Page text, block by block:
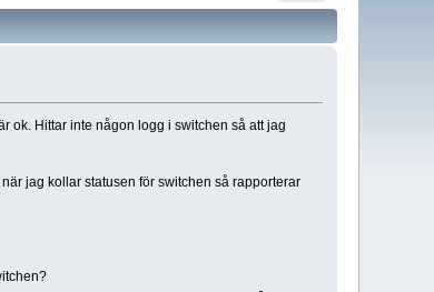
ok. Hittar inte någon logg i switchen så att jag
jag kollar statusen för switchen så rapporterar